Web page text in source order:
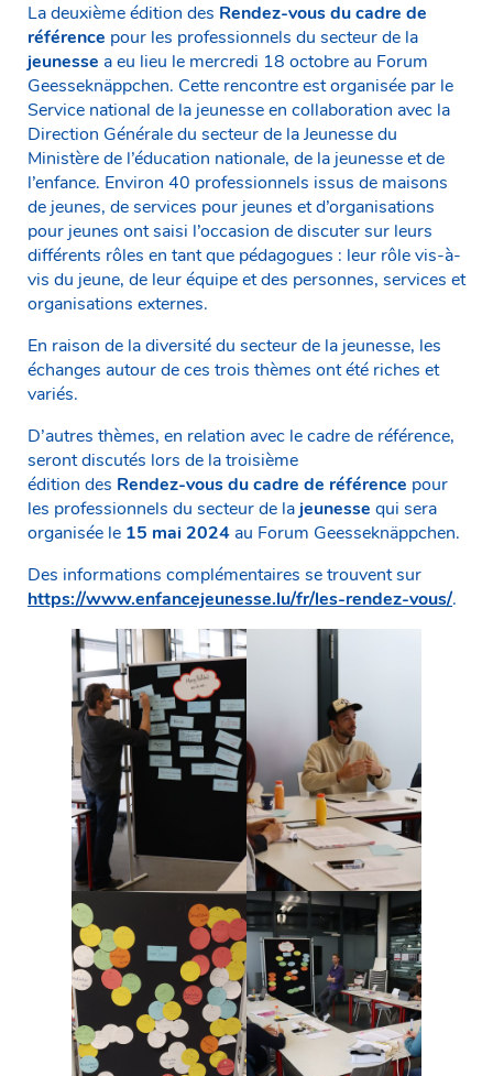
La deuxième édition des Rendez-vous du cadre de
référence pour les professionnels du secteur de la
jeunesse a eu lieu le mercredi 18 octobre au Forum
Geesseknäppchen. Cette rencontre est organisée par le
Service national de la jeunesse en collaboration avec la
Direction Générale du secteur de la Jeunesse du
Ministère de l’éducation nationale, de la jeunesse et de
l’enfance. Environ 40 professionnels issus de maisons
de jeunes, de services pour jeunes et d’organisations
pour jeunes ont saisi l’occasion de discuter sur leurs
différents rôles en tant que pédagogues : leur rôle vis-à-
vis du jeune, de leur équipe et des personnes, services et
organisations externes.
En raison de la diversité du secteur de la jeunesse, les
échanges autour de ces trois thèmes ont été riches et
variés.
D’autres thèmes, en relation avec le cadre de référence,
seront discutés lors de la troisième
édition des Rendez-vous du cadre de référence pour
les professionnels du secteur de la jeunesse qui sera
organisée le 15 mai 2024 au Forum Geesseknäppchen.
Des informations complémentaires se trouvent sur
https://www.enfancejeunesse.lu/fr/les-rendez-vous/.